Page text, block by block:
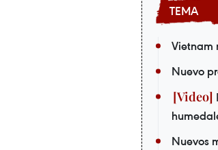
Vietnam
Nuevo
Nuevos